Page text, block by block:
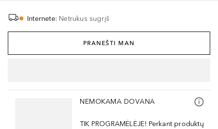
Internete: Netrukus sugrįš
PRANEŠTI MAN
Praleisti slankiklį
NEMOKAMA DOVANA
TIK PROGRAMĖLĖJE! Perkant produktų